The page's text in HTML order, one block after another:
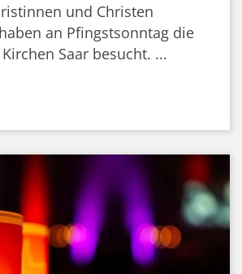
und Christen
an Pfingstsonntag die
Saar besucht. ...